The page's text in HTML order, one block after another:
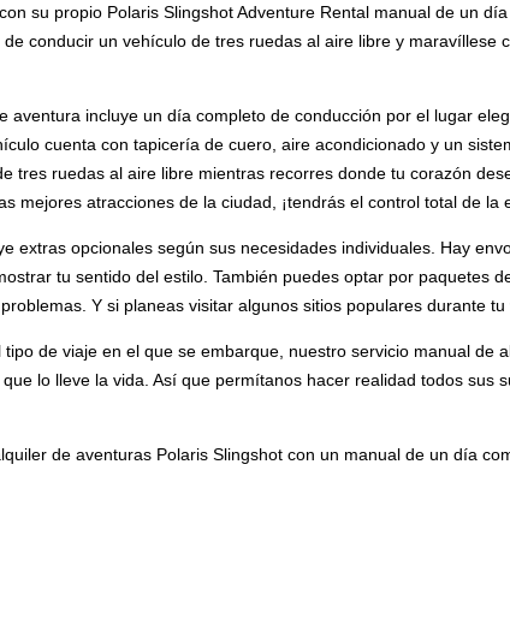
su propio Polaris Slingshot Adventure Rental manual de un
conducir un vehículo de tres ruedas al aire libre y maravíllese
aventura incluye un día completo de conducción por el lugar
cuenta con tapicería de cuero, aire acondicionado y un
tres ruedas al aire libre mientras recorres donde tu corazón
mejores atracciones de la ciudad, ¡tendrás el control total de la
extras opcionales según sus necesidades individuales. Hay
tu sentido del estilo. También puedes optar por paquetes
Y si planeas visitar algunos sitios populares durante
de viaje en el que se embarque, nuestro servicio manual
lo lleve la vida. Así que permítanos hacer realidad todos
de aventuras Polaris Slingshot con un manual de un día